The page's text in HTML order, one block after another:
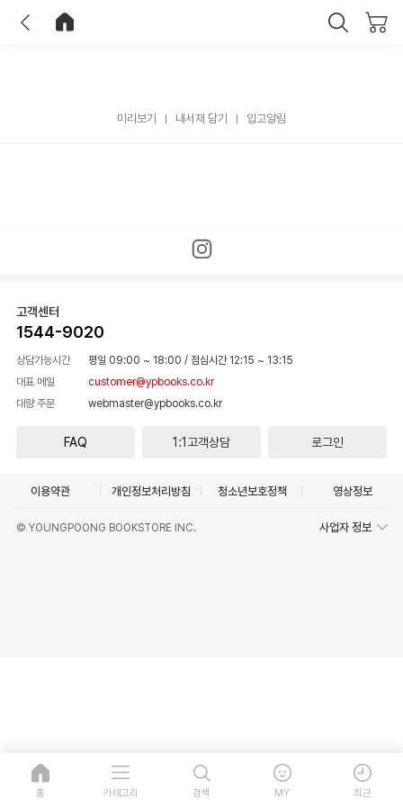
미리보기 내서재 담기 입고알림
고객센터
1544-9020
상담가능시간 평일 09:00 ~ 18:00 / 점심시간 12:15 ~ 13:15
대표 메일
customer@ypbooks.co.kr
대량 주문
webmaster@ypbooks.co.kr
FAQ 1:1고객상담 로그인
이용약관 개인정보처리방침 청소년보호정책 영상정보
© YOUNGPOONG BOOKSTORE INC. 사업자 정보
홈 카테고리 검색 MY 최근